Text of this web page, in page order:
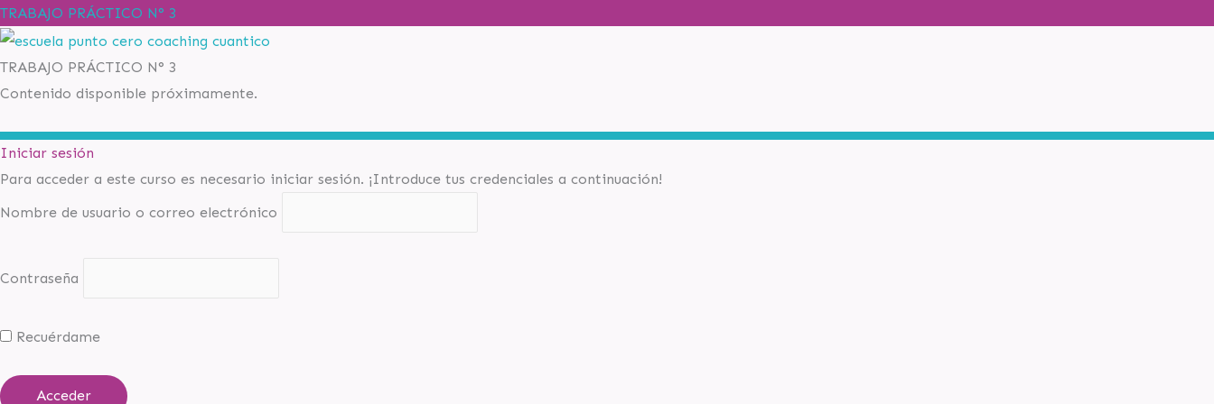
TRABAJO PRÁCTICO N° 3
TRABAJO PRÁCTICO N° 3
Contenido disponible próximamente.
Iniciar sesión
Para acceder a este curso es necesario iniciar sesión. ¡Introduce tus credenciales a continuación!
Nombre de usuario o correo electrónico
Contraseña
Recuérdame